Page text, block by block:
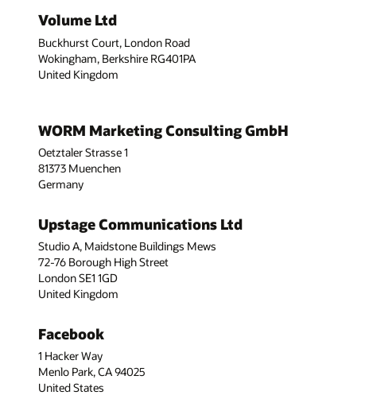
Volume Ltd
Buckhurst Court, London Road
Wokingham, Berkshire RG401PA
United Kingdom
WORM Marketing Consulting GmbH
Oetztaler Strasse 1
81373 Muenchen
Germany
Upstage Communications Ltd
Studio A, Maidstone Buildings Mews
72-76 Borough High Street
London SE1 1GD
United Kingdom
Facebook
1 Hacker Way
Menlo Park, CA 94025
United States